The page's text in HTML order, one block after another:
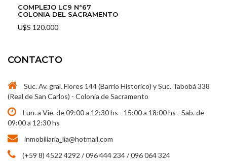
COMPLEJO LC9 N°67
COLONIA DEL SACRAMENTO
U$S 120.000
CONTACTO
Suc. Av. gral. Flores 144 (Barrio Historico) y Suc. Tabobá 338
(Real de San Carlos) - Colonia de Sacramento
Lun. a Vie. de 09:00 a 12:30 hs - 15:00 a 18:00 hs - Sab. de
09:00 a 12:30 hs
inmobiliaria_lia@hotmail.com
(+59 8) 4522 4292 / 096 444 234 / 096 064 324